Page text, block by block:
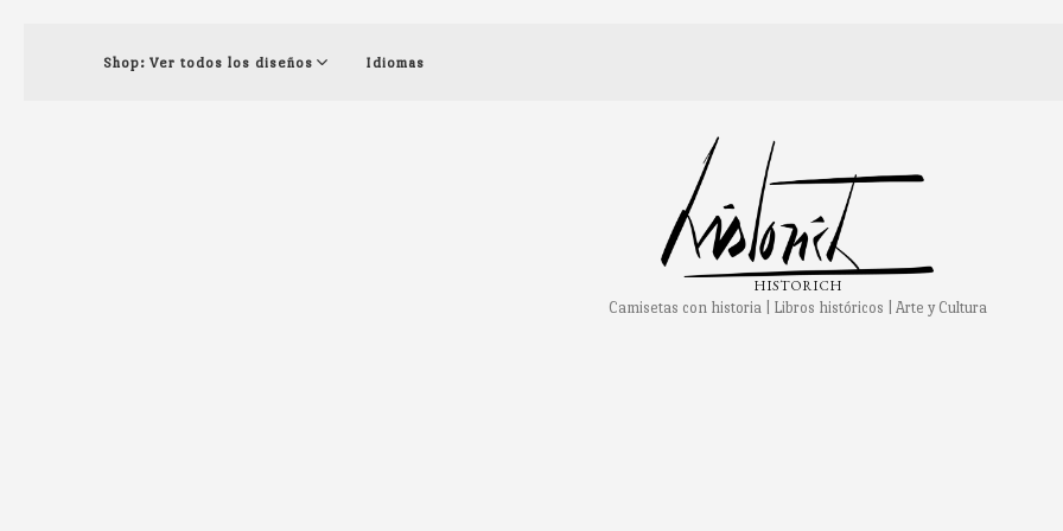
Shop: Ver todos los diseños Idiomas
HISTORICH
Camisetas con historia | Libros históricos | Arte y Cultura